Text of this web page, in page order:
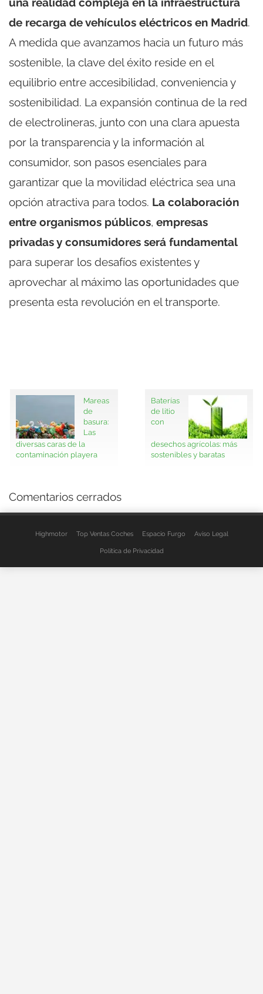
de recarga de vehículos eléctricos en Madrid.
A medida que avanzamos hacia un futuro más
sostenible, la clave del éxito reside en el
equilibrio entre accesibilidad, conveniencia y
sostenibilidad. La expansión continua de la red
de electrolineras, junto con una clara apuesta
por la transparencia y la información al
consumidor, son pasos esenciales para
garantizar que la movilidad eléctrica sea una
opción atractiva para todos. La colaboración
entre organismos públicos, empresas
privadas y consumidores será fundamental
para superar los desafíos existentes y
aprovechar al máximo las oportunidades que
presenta esta revolución en el transporte.
Mareas
de
basura:
Las
diversas caras de la
contaminación playera
Baterías
de litio
con
desechos agrícolas: más
sostenibles y baratas
Comentarios cerrados
Highmotor Top Ventas Coches Espacio Furgo Aviso Legal
Política de Privacidad